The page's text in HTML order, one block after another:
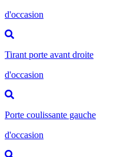
d'occasion
Tirant porte avant droite
d'occasion
Porte coulissante gauche
d'occasion